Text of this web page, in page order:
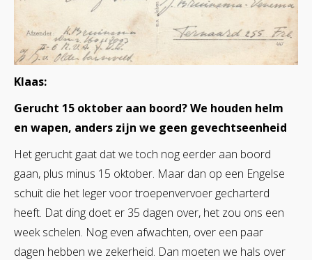
Klaas:
Gerucht 15 oktober aan boord?We houden helm
en wapen, anders zijn we geen gevechtseenheid
Het gerucht gaat dat we toch nog eerder aan boord
gaan, plus minus 15 oktober. Maar dan op een Engelse
schuit die het leger voor troepenvervoer gecharterd
heeft. Dat ding doet er 35 dagen over, het zou ons een
week schelen. Nog even afwachten, over een paar
dagen hebben we zekerheid. Dan moeten we hals over